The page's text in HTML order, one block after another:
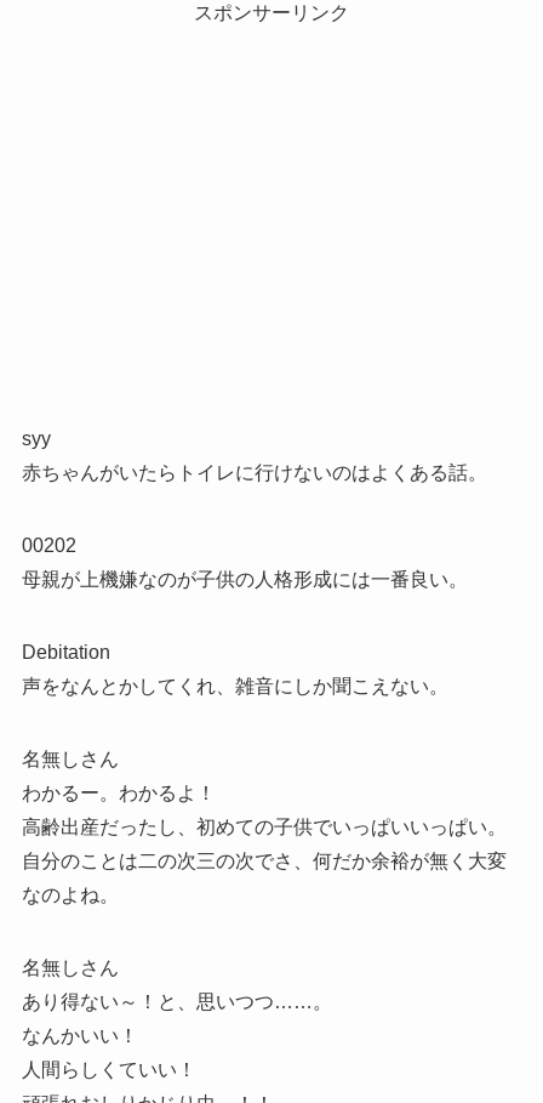
スポンサーリンク
syy
赤ちゃんがいたらトイレに行けないのはよくある話。
00202
母親が上機嫌なのが子供の人格形成には一番良い。
Debitation
声をなんとかしてくれ、雑音にしか聞こえない。
名無しさん
わかるー。わかるよ！
高齢出産だったし、初めての子供でいっぱいいっぱい。
自分のことは二の次三の次でさ、何だか余裕が無く大変
なのよね。
名無しさん
あり得ない～！と、思いつつ……。
なんかいい！
人間らしくていい！